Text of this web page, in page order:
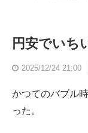
円安でいち
2025/12/24 21:00
かつてのバブル
った。